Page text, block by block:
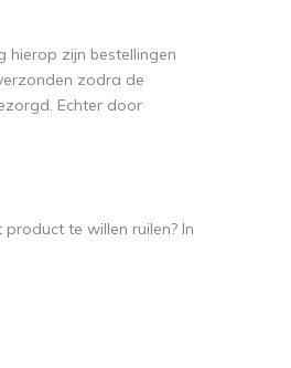
hierop zijn bestellingen
zodra de
Echter door
te willen ruilen? In